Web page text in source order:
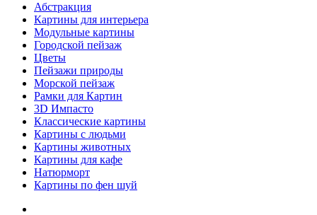
Абстракция
Картины для интерьера
Модульные картины
Городской пейзаж
Цветы
Пейзажи природы
Морской пейзаж
Рамки для Картин
3D Импасто
Классические картины
Картины с людьми
Картины животных
Картины для кафе
Натюрморт
Картины по фен шуй